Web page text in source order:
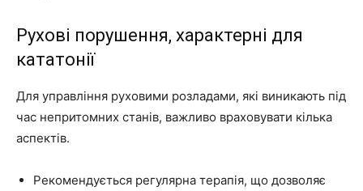
Рухові порушення, характерні для
кататонії
Для управління руховими розладами, які виникають під
час непритомних станів, важливо враховувати кілька
аспектів.
Рекомендується регулярна терапія, що дозволяє